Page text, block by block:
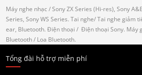
Máy nghe nhạc / Sony ZX Series (Hi-res), Sony
Series, Sony WS Series. Tai nghe/ Tai nghe giảm
ear, Bluetooth. Điện thoại / Điện thoại Sony. Máy
Bluetooth/ Loa Bluetooth.
Tổng đài hỗ trợ miễn phí